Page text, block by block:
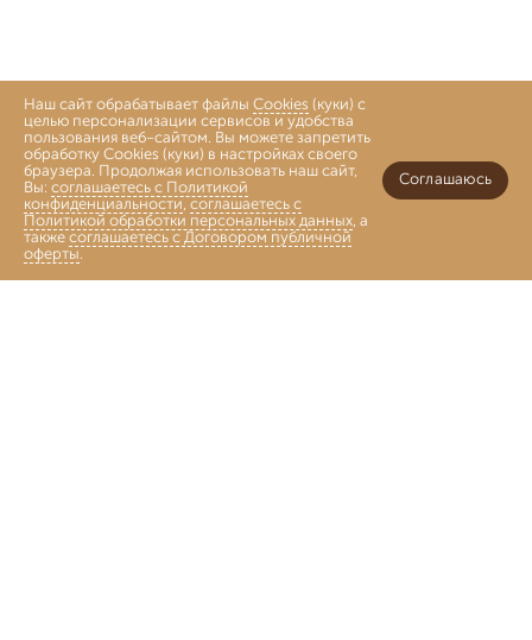
Главная
Наш сайт обрабатывает файлы Cookies (куки) с
целью персонализации сервисов и удобства
пользования веб-сайтом. Вы можете запретить
обработку Cookies (куки) в настройках своего
браузера. Продолжая использовать наш сайт,
Вы: соглашаетесь с Политикой
конфиденциальности, соглашаетесь с
Политикой обработки персональных данных, а
также соглашаетесь с Договором публичной
оферты.
Соглашаюсь